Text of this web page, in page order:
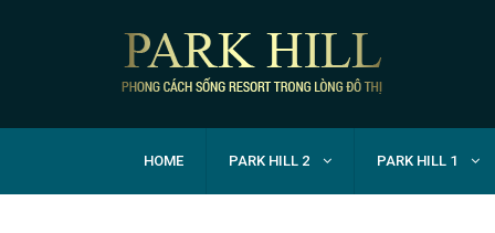
HOME PARK HILL 2 PARK HILL 1